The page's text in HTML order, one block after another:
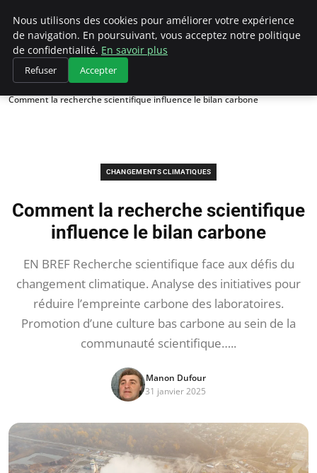
Climategatecountryclub.com
Accueil
Changements climatiques
Comment la recherche scientifique influence le bilan carbone
CHANGEMENTS CLIMATIQUES
Comment la recherche scientifique
influence le bilan carbone
EN BREF Recherche scientifique face aux défis du
changement climatique. Analyse des initiatives pour
réduire l’empreinte carbone des laboratoires.
Promotion d’une culture bas carbone au sein de la
communauté scientifique…..
Manon Dufour
31 janvier 2025
Nous utilisons des cookies pour améliorer votre expérience
de navigation. En poursuivant, vous acceptez notre politique
de confidentialité. En savoir plus
Refuser Accepter